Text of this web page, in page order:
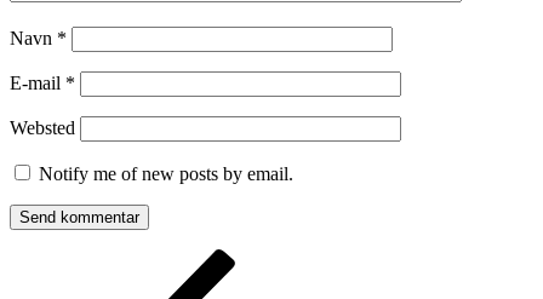
Navn *
E-mail *
Websted
Notify me of new posts by email.
Indlægsnavigation